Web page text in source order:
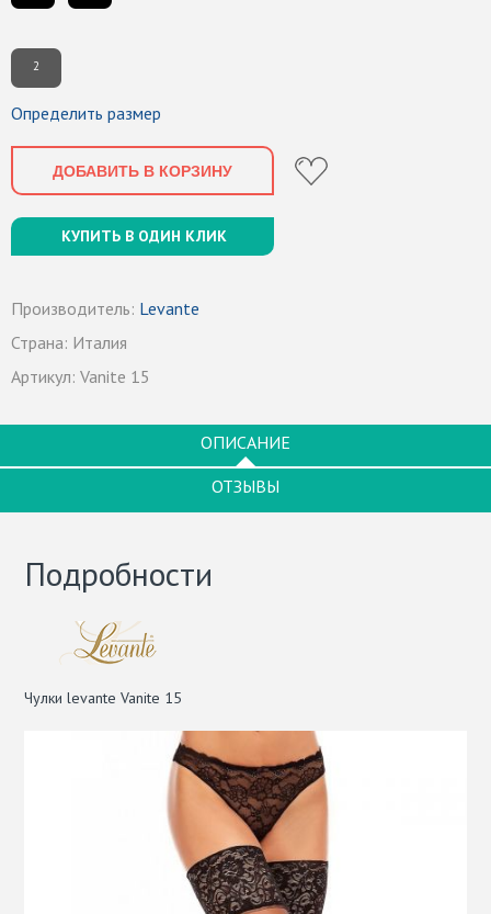
2
Определить размер
ДОБАВИТЬ В КОРЗИНУ
КУПИТЬ В ОДИН КЛИК
Производитель: Levante
Страна: Италия
Артикул: Vanite 15
ОПИСАНИЕ
ОТЗЫВЫ
Подробности
Чулки levante Vanite 15